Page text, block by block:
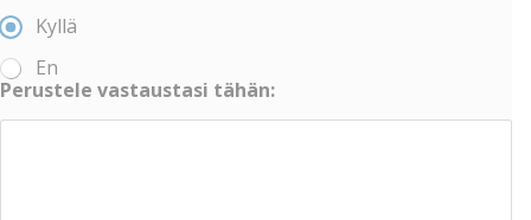
Kyllä
En
Perustele vastaustasi tähän: